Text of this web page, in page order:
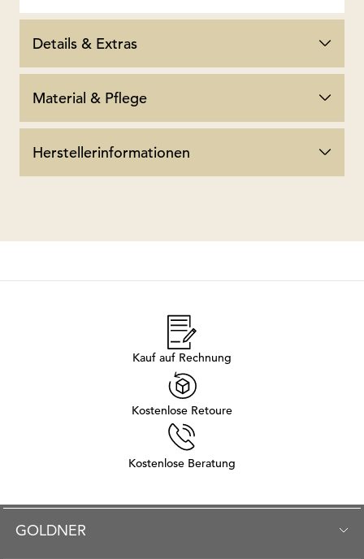
Details & Extras
Material & Pflege
Herstellerinformationen
Kauf auf Rechnung
Kostenlose Retoure
Kostenlose Beratung
GOLDNER